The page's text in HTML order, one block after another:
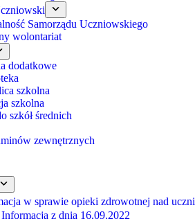
Samorządu Uczniowskiego
wolontariat
dodatkowe
szkolna
szkolna
szkół średnich
zewnętrznych
w sprawie opieki zdrowotnej nad
Informacja z dnia 16.09.2022